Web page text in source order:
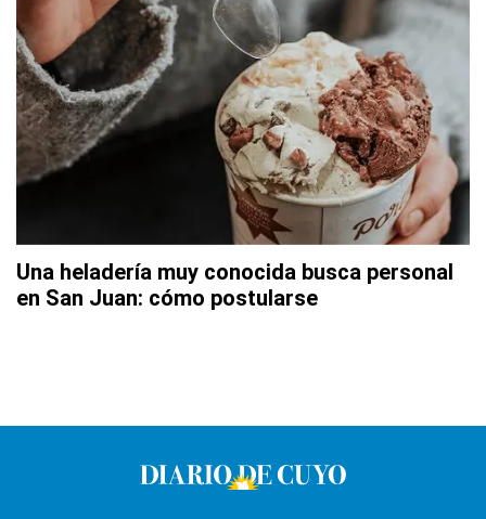
Una heladería muy conocida busca personal
en San Juan: cómo postularse